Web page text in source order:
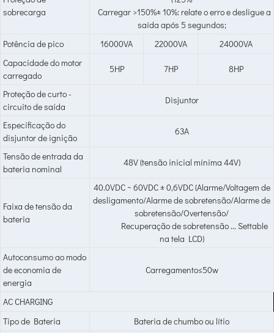
sobrecarga
Carregar >150%± 10%: relate o erro e desligue a
saída após 5 segundos;
Potência de pico
16000VA 22000VA
24000VA
Capacidade do motor
carregado
5HP 7HP 8HP
Proteção de curto -
circuito de saída
Disjuntor
Especificação do
disjuntor de ignição
63A
Tensão de entrada da
bateria nominal
48V (tensão inicial mínima 44V)
Faixa de tensão da
bateria
40.0VDC ~ 60VDC ± 0,6VDC (Alarme/Voltagem de
desligamento/Alarme de sobretensão/Alarme de
sobretensão/Overtensão/
Recuperação de sobretensão ... Settable
na tela LCD)
Autoconsumo ao modo
de economia de
energia
Carregamento≤50w
AC CHARGING
Tipo de Bateria
Bateria de chumbo ou lítio